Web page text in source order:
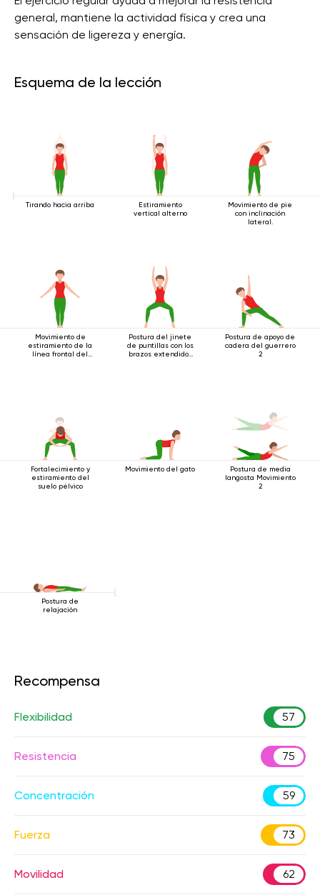
general, mantiene la actividad física y crea una
sensación de ligereza y energía.
Esquema de la lección
Tirando hacia arriba
Estiramiento
vertical alterno
Movimiento de pie
con inclinación
lateral.
Movimiento de
estiramiento de la
línea frontal del
Postura del jinete
de puntillas con los
brazos extendidos
Postura de apoyo de
cadera del guerrero
2
Fortalecimiento y
estiramiento del
suelo pélvico
Movimiento del gato
Postura de media
langosta Movimiento
2
Postura de
relajación
Recompensa
Flexibilidad 57
Resistencia 75
Concentración 59
Fuerza 73
Movilidad 62